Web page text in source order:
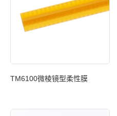
TM6100微棱镜型柔性膜